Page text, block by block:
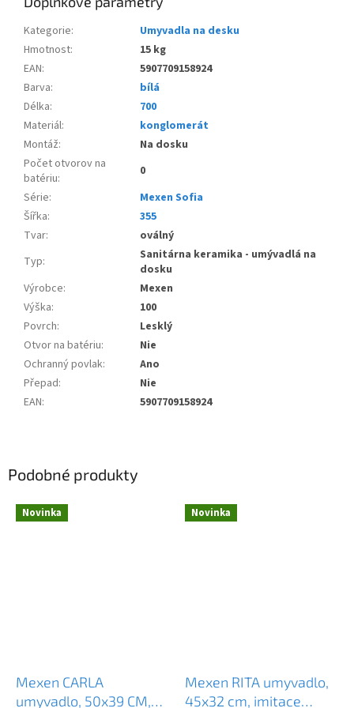
Kategorie:
Umyvadla na desku
Hmotnost:
15 kg
EAN:
5907709158924
Barva:
bílá
Délka:
700
Materiál:
konglomerát
Montáž:
Na dosku
Počet otvorov na
batériu:
0
Série:
Mexen Sofia
Šířka:
355
Tvar:
oválný
Typ:
Sanitárna keramika - umývadlá na
dosku
Výrobce:
Mexen
Výška:
100
Povrch:
Lesklý
Otvor na batériu:
Nie
Ochranný povlak:
Ano
Přepad:
Nie
EAN: 5907709158924
Podobné produkty
Novinka
Mexen CARLA
umyvadlo, 50x39 CM,
Novinka
Mexen RITA umyvadlo,
45x32 cm, imitace